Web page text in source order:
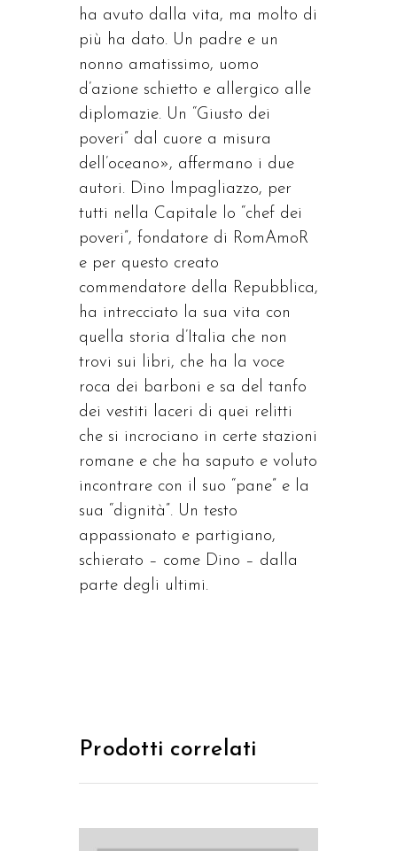
ha avuto dalla vita, ma molto di
più ha dato. Un padre e un
nonno amatissimo, uomo
d’azione schietto e allergico alle
diplomazie. Un “Giusto dei
poveri” dal cuore a misura
dell’oceano», affermano i due
autori. Dino Impagliazzo, per
tutti nella Capitale lo “chef dei
poveri”, fondatore di RomAmoR
e per questo creato
commendatore della Repubblica,
ha intrecciato la sua vita con
quella storia d’Italia che non
trovi sui libri, che ha la voce
roca dei barboni e sa del tanfo
dei vestiti laceri di quei relitti
che si incrociano in certe stazioni
romane e che ha saputo e voluto
incontrare con il suo “pane” e la
sua “dignità”. Un testo
appassionato e partigiano,
schierato – come Dino – dalla
parte degli ultimi.
Prodotti correlati